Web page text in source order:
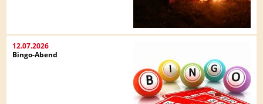
12.07.2026
Bingo-Abend